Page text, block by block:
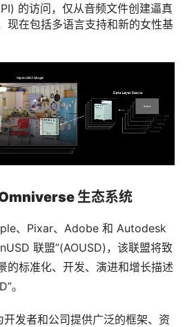
的访问，仅从音频文件创建逼真
现在包括多语言支持和新的女性基
生态系统
、Pixar、Adobe 和 Autodesk
联盟”(AOUSD)，该联盟将致
的标准化、开发、演进和增长描述
。
发者和公司提供广泛的框架、资